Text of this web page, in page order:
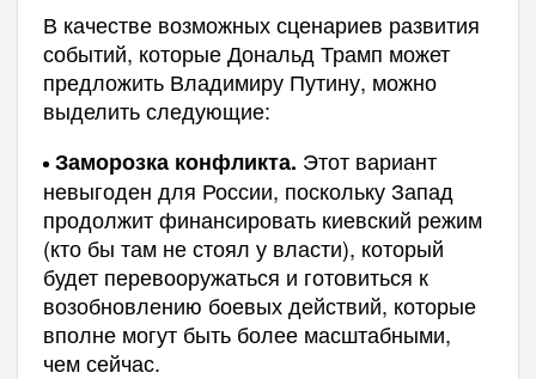
В качестве возможных сценариев развития
событий, которые Дональд Трамп может
предложить Владимиру Путину, можно
выделить следующие:
Заморозка конфликта. Этот вариант
невыгоден для России, поскольку Запад
продолжит финансировать киевский режим
(кто бы там не стоял у власти), который
будет перевооружаться и готовиться к
возобновлению боевых действий, которые
вполне могут быть более масштабными,
чем сейчас.